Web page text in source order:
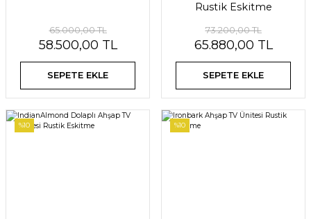
65.000,00 TL
58.500,00 TL
SEPETE EKLE
Rustik Eskitme
73.200,00 TL
65.880,00 TL
SEPETE EKLE
%10 %10